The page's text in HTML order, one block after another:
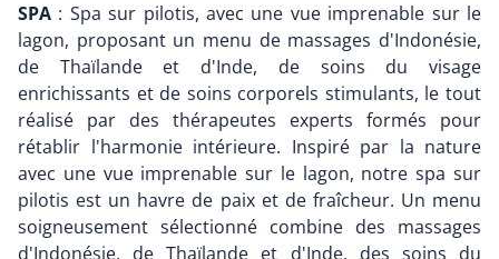
SPA : Spa sur pilotis, avec une vue imprenable sur le
lagon, proposant un menu de massages d'Indonésie,
de Thaïlande et d'Inde, de soins du visage
enrichissants et de soins corporels stimulants, le tout
réalisé par des thérapeutes experts formés pour
rétablir l'harmonie intérieure. Inspiré par la nature
avec une vue imprenable sur le lagon, notre spa sur
pilotis est un havre de paix et de fraîcheur. Un menu
soigneusement sélectionné combine des massages
d'Indonésie, de Thaïlande et d'Inde, des soins du